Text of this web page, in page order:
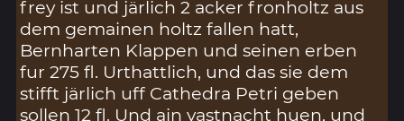
frey ist und järlich 2 acker fronholtz aus
dem gemainen holtz fallen hatt,
Bernharten Klappen und seinen erben
fur 275 fl. Urthattlich, und das sie dem
stifft järlich uff Cathedra Petri geben
sollen 12 fl. Und ain vastnacht huen, und